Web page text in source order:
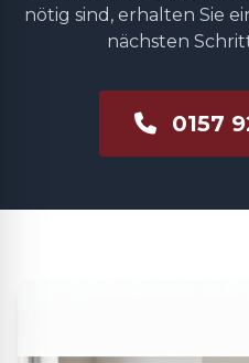
nötig sind, erhalten Sie
nächsten
0157